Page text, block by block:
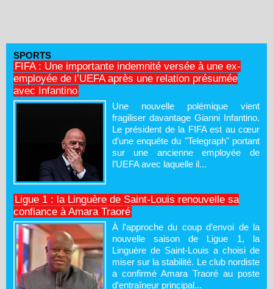
SPORTS
FIFA : Une importante indemnité versée à une ex-
employée de l’UEFA après une relation présumée
avec Infantino
Une nouvelle polémique vient
fragiliser davantage Gianni Infantino.
Le président de la FIFA est au cœur
d’une enquête du "Telegraph" portant
sur une ancienne employée de
l’UEFA avec laquelle il...
Ligue 1 : la Linguère de Saint-Louis renouvelle sa
confiance à Amara Traoré
À l’approche du coup d’envoi de la
nouvelle saison de Ligue 1, la
Linguère de Saint-Louis a choisi de
miser sur la stabilité. Le club nordiste
a confirmé Amara Traoré au poste
d’entraîneur principal...